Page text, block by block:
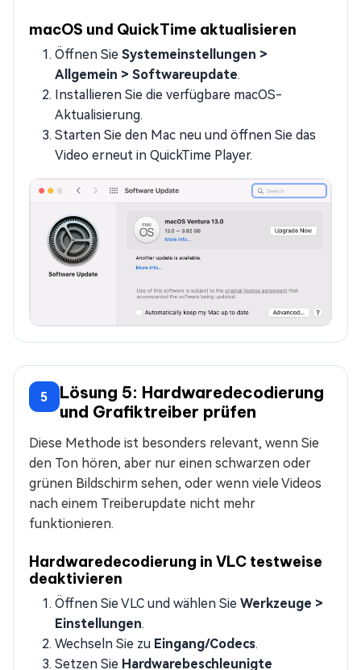
macOS und QuickTime aktualisieren
Öffnen Sie Systemeinstellungen >
Allgemein > Softwareupdate.
Installieren Sie die verfügbare macOS-
Aktualisierung.
Starten Sie den Mac neu und öffnen Sie das
Video erneut in QuickTime Player.
5
Lösung 5: Hardwaredecodierung
und Grafiktreiber prüfen
Diese Methode ist besonders relevant, wenn Sie
den Ton hören, aber nur einen schwarzen oder
grünen Bildschirm sehen, oder wenn viele Videos
nach einem Treiberupdate nicht mehr
funktionieren.
Hardwaredecodierung in VLC testweise
deaktivieren
Öffnen Sie VLC und wählen Sie Werkzeuge >
Einstellungen.
Wechseln Sie zu Eingang/Codecs.
Setzen Sie Hardwarebeschleunigte